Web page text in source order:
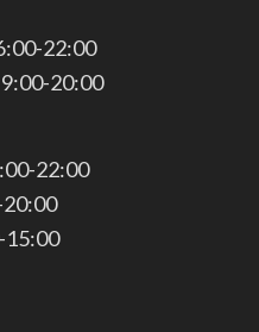
22:00
9:00-20:00
22:00
20:00
15:00